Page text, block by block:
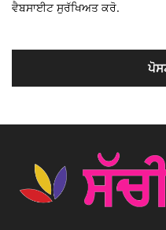
ਵੈਬਸਾਈਟ ਸੁਰੱਖਿਅਤ ਕਰੋ.